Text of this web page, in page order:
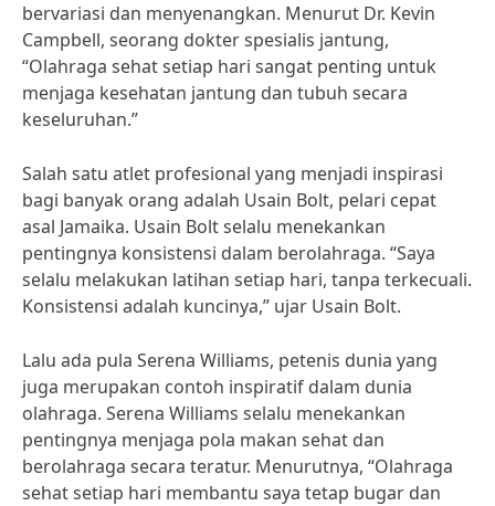
bervariasi dan menyenangkan. Menurut Dr. Kevin
Campbell, seorang dokter spesialis jantung,
“Olahraga sehat setiap hari sangat penting untuk
menjaga kesehatan jantung dan tubuh secara
keseluruhan.”
Salah satu atlet profesional yang menjadi inspirasi
bagi banyak orang adalah Usain Bolt, pelari cepat
asal Jamaika. Usain Bolt selalu menekankan
pentingnya konsistensi dalam berolahraga. “Saya
selalu melakukan latihan setiap hari, tanpa terkecuali.
Konsistensi adalah kuncinya,” ujar Usain Bolt.
Lalu ada pula Serena Williams, petenis dunia yang
juga merupakan contoh inspiratif dalam dunia
olahraga. Serena Williams selalu menekankan
pentingnya menjaga pola makan sehat dan
berolahraga secara teratur. Menurutnya, “Olahraga
sehat setiap hari membantu saya tetap bugar dan